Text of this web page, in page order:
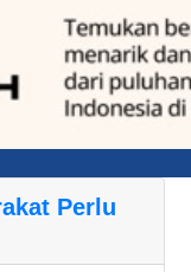
Perlu